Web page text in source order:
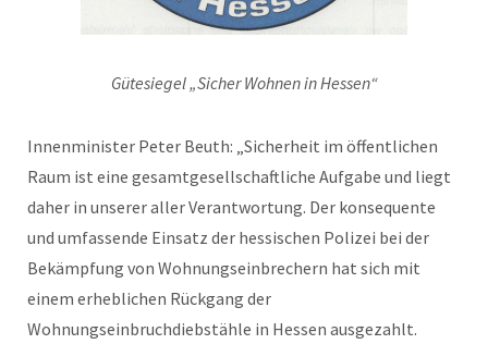
Gütesiegel „Sicher Wohnen in Hessen“
Innenminister Peter Beuth: „Sicherheit im öffentlichen
Raum ist eine gesamtgesellschaftliche Aufgabe und liegt
daher in unserer aller Verantwortung. Der konsequente
und umfassende Einsatz der hessischen Polizei bei der
Bekämpfung von Wohnungseinbrechern hat sich mit
einem erheblichen Rückgang der
Wohnungseinbruchdiebstähle in Hessen ausgezahlt.